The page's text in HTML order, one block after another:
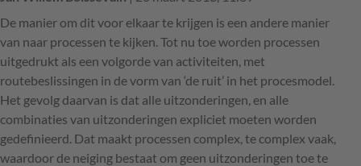
De manier om dit voor elkaar te krijgen is een andere manier
van naar processen te kijken. Tot nu toe worden processen
uitgedrukt als een volgorde van activiteiten, met
routebeslissingen in de vorm van ‘de ruit’ in het procesmodel.
Het gevolg daarvan is dat alle uitzonderingen, en alle
combinaties van uitzonderingen expliciet moeten worden
gedefinieerd. Dat maakt processen complex, te complex vaak,
waardoor de neiging bestaat om geen uitzonderingen toe te